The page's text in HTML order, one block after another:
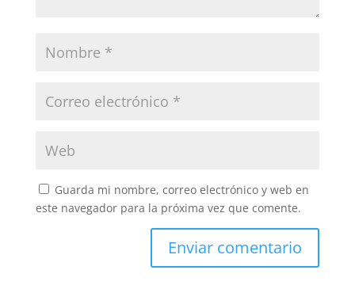
Guarda mi nombre, correo electrónico y web en
este navegador para la próxima vez que comente.